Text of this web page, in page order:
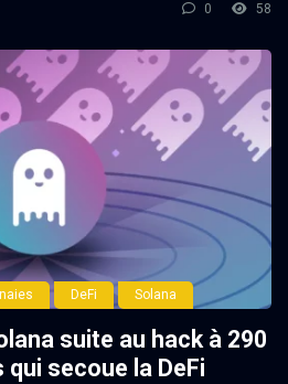
0 58
DeFi Solana
suite au hack à 290
secoue la DeFi